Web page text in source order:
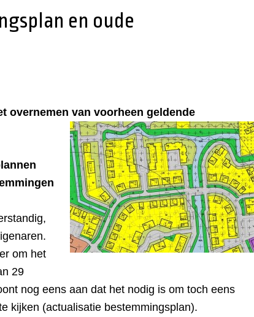
en oude
overnemen van voorheen geldende
om het
29
nog eens aan dat het nodig is om toch eens
kijken (actualisatie bestemmingsplan).